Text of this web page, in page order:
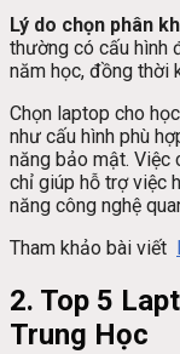
Lý do chọn phân
thường có cấu hình
năm học, đồng thời
Chọn laptop cho
như cấu hình phù
năng bảo mật. Việc
chỉ giúp hỗ trợ việc
năng công nghệ
Tham khảo bài viết
2. Top 5
Trung Học